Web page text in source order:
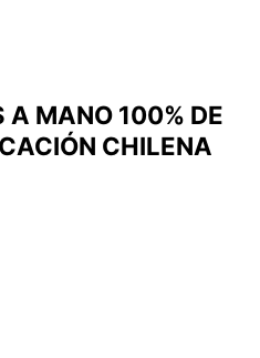
A MANO 100% DE
CHILENA